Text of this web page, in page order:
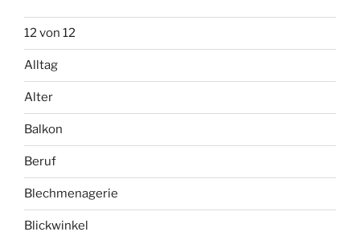
12 von 12
Alltag
Alter
Balkon
Beruf
Blechmenagerie
Blickwinkel